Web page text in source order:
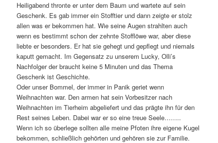
Heiligabend thronte er unter dem Baum und wartete auf sein
Geschenk. Es gab immer ein Stofftier und dann zeigte er stolz
allen was er bekommen hat. Wie seine Augen strahlten auch
wenn es bestimmt schon der zehnte Stofflöwe war, aber diese
liebte er besonders. Er hat sie gehegt und gepflegt und niemals
kaputt gemacht. Im Gegensatz zu unserem Lucky, Olli’s
Nachfolger der braucht keine 5 Minuten und das Thema
Geschenk ist Geschichte.
Oder unser Bommel, der immer in Panik geriet wenn
Weihnachten war. Den armen hat sein Vorbesitzer nach
Weihnachten im Tierheim abgeliefert und das prägte ihn für den
Rest seines Leben. Dabei war er so eine treue Seele……..
Wenn ich so überlege sollten alle meine Pfoten ihre eigene Kugel
bekommen, schließlich gehörten und gehören sie zur Familie.